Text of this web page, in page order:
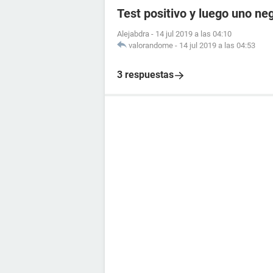
Test positivo y luego uno
Alejabdra - 14 jul 2019 a las 04:10
valorandome - 14 jul 2019 a las 04:53
3 respuestas